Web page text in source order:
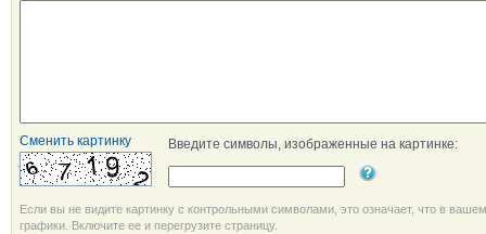
Сменить картинку Введите символы, изображенные на картинке:
Если вы не видите картинку с контрольными символами, это означает, что в
графики. Включите ее и перегрузите страницу.